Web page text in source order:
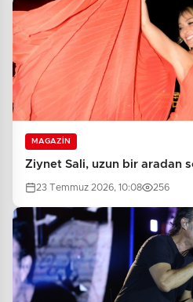
MAGAZİN
Ziynet Sali, uzun bir aradan
23 Temmuz 2026, 10:08 256